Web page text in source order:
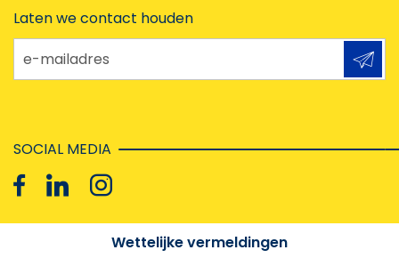
Laten we contact houden
e-mailadres
SOCIAL MEDIA
Wettelijke vermeldingen